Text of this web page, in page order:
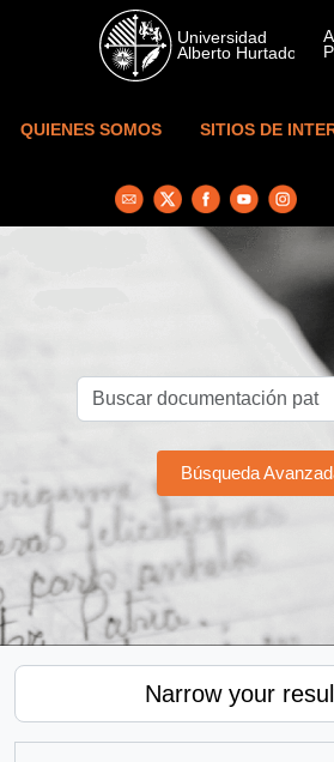
Skip to main content
QUIENES SOMOS SITIOS DE
Búsqueda
Narrow your